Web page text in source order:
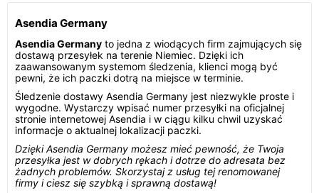
Asendia Germany
Asendia Germany to jedna z wiodących firm zajmujących się
dostawą przesyłek na terenie Niemiec. Dzięki ich
zaawansowanym systemom śledzenia, klienci mogą być
pewni, że ich paczki dotrą na miejsce w terminie.
Śledzenie dostawy Asendia Germany jest niezwykle proste i
wygodne. Wystarczy wpisać numer przesyłki na oficjalnej
stronie internetowej Asendia i w ciągu kilku chwil uzyskać
informacje o aktualnej lokalizacji paczki.
Dzięki Asendia Germany możesz mieć pewność, że Twoja
przesyłka jest w dobrych rękach i dotrze do adresata bez
żadnych problemów. Skorzystaj z usług tej renomowanej
firmy i ciesz się szybką i sprawną dostawą!